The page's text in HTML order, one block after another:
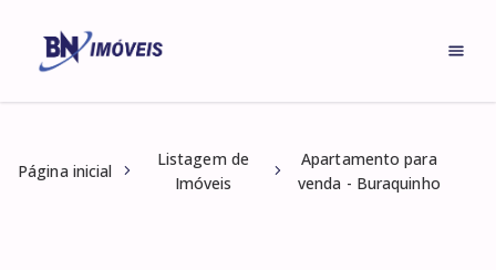
Página inicial
Listagem de
Imóveis
Apartamento para
venda - Buraquinho